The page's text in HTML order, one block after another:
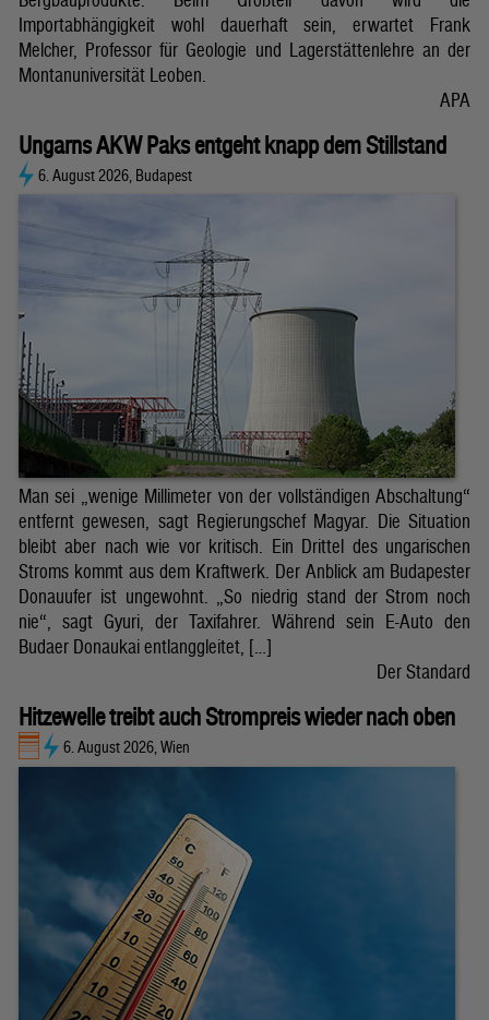
Importabhängigkeit wohl dauerhaft sein, erwartet Frank
Melcher, Professor für Geologie und Lagerstättenlehre an der
Montanuniversität Leoben.
APA
Ungarns AKW Paks entgeht knapp dem Stillstand
6. August 2026, Budapest
Man sei „wenige Millimeter von der vollständigen Abschaltung“
entfernt gewesen, sagt Regierungschef Magyar. Die Situation
bleibt aber nach wie vor kritisch. Ein Drittel des ungarischen
Stroms kommt aus dem Kraftwerk. Der Anblick am Budapester
Donauufer ist ungewohnt. „So niedrig stand der Strom noch
nie“, sagt Gyuri, der Taxifahrer. Während sein E-Auto den
Budaer Donaukai entlanggleitet, […]
Der Standard
Hitzewelle treibt auch Strompreis wieder nach oben
6. August 2026, Wien